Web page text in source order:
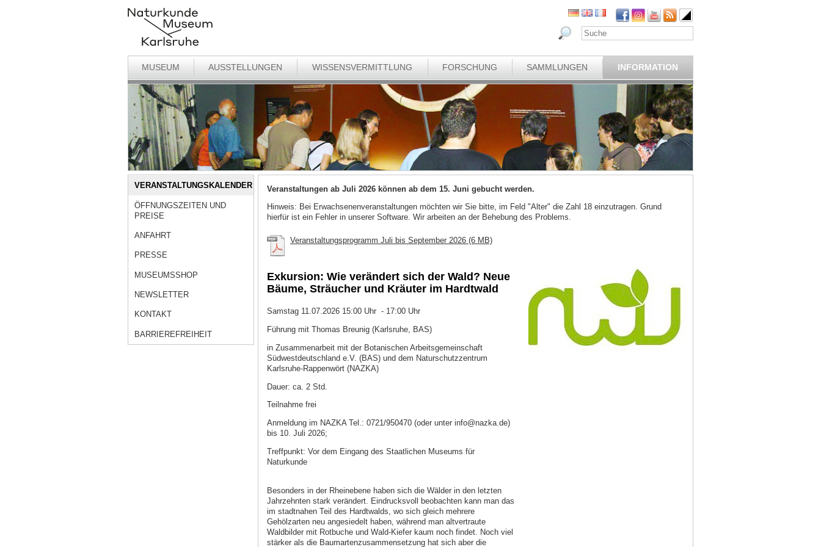
MUSEUM AUSSTELLUNGEN WISSENSVERMITTLUNG FORSCHUNG SAMMLUNGEN INFORMATION
VERANSTALTUNGSKALENDER
ÖFFNUNGSZEITEN UND
PREISE
ANFAHRT
PRESSE
MUSEUMSSHOP
NEWSLETTER
KONTAKT
BARRIEREFREIHEIT
Veranstaltungen ab Juli 2026 können ab dem 15. Juni gebucht werden.
Hinweis: Bei Erwachsenenveranstaltungen möchten wir Sie bitte, im Feld "Alter" die Zahl 18 einzutragen. Grund
hierfür ist ein Fehler in unserer Software. Wir arbeiten an der Behebung des Problems.
Veranstaltungsprogramm Juli bis September 2026 (6 MB)
Exkursion: Wie verändert sich der Wald? Neue
Bäume, Sträucher und Kräuter im Hardtwald
Samstag 11.07.2026 15:00 Uhr - 17:00 Uhr
Führung mit Thomas Breunig (Karlsruhe, BAS)
in Zusammenarbeit mit der Botanischen Arbeitsgemeinschaft
Südwestdeutschland e.V. (BAS) und dem Naturschutzzentrum
Karlsruhe-Rappenwört (NAZKA)
Dauer: ca. 2 Std.
Teilnahme frei
Anmeldung im NAZKA Tel.: 0721/950470 (oder unter info@nazka.de)
bis 10. Juli 2026;
Treffpunkt: Vor dem Eingang des Staatlichen Museums für
Naturkunde
Besonders in der Rheinebene haben sich die Wälder in den letzten
Jahrzehnten stark verändert. Eindrucksvoll beobachten kann man das
im stadtnahen Teil des Hardtwalds, wo sich gleich mehrere
Gehölzarten neu angesiedelt haben, während man altvertraute
Waldbilder mit Rotbuche und Wald-Kiefer kaum noch findet. Noch viel
stärker als die Baumartenzusammensetzung hat sich aber die